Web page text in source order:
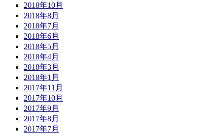
2018年10月
2018年8月
2018年7月
2018年6月
2018年5月
2018年4月
2018年3月
2018年1月
2017年11月
2017年10月
2017年9月
2017年8月
2017年7月